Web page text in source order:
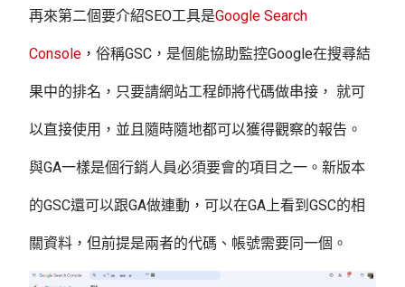
再來第二個要介紹SEO工具是Google Search
Console ，俗稱GSC，是個能協助監控Google在搜尋結
果中的排名，只要請網站工程師將代碼做串接， 就可
以直接使用，並且隨時隨地都可以獲得觀察的報告。
與GA一樣是個行銷人員必須要會的項目之一。新版本
的GSC還可以跟GA做連動，可以在GA上看到GSC的相
關資料，但前提是兩者的代碼、帳號需要同一個。